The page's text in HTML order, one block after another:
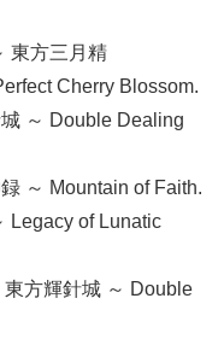
東方三月精
Cherry Blossom.
～ Double Dealing
～ Mountain of Faith.
of Lunatic
方輝針城 ～ Double